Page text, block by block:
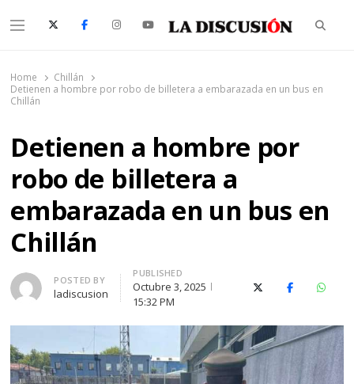
Menu
Home
Chillán
Detienen a hombre por robo de billetera a embarazada en un bus en
Chillán
Detienen a hombre por
robo de billetera a
embarazada en un bus en
Chillán
Author
POSTED BY
ladiscusion
PUBLISHED
Octubre 3, 2025
15:32 PM
X (Twitter)Facebook